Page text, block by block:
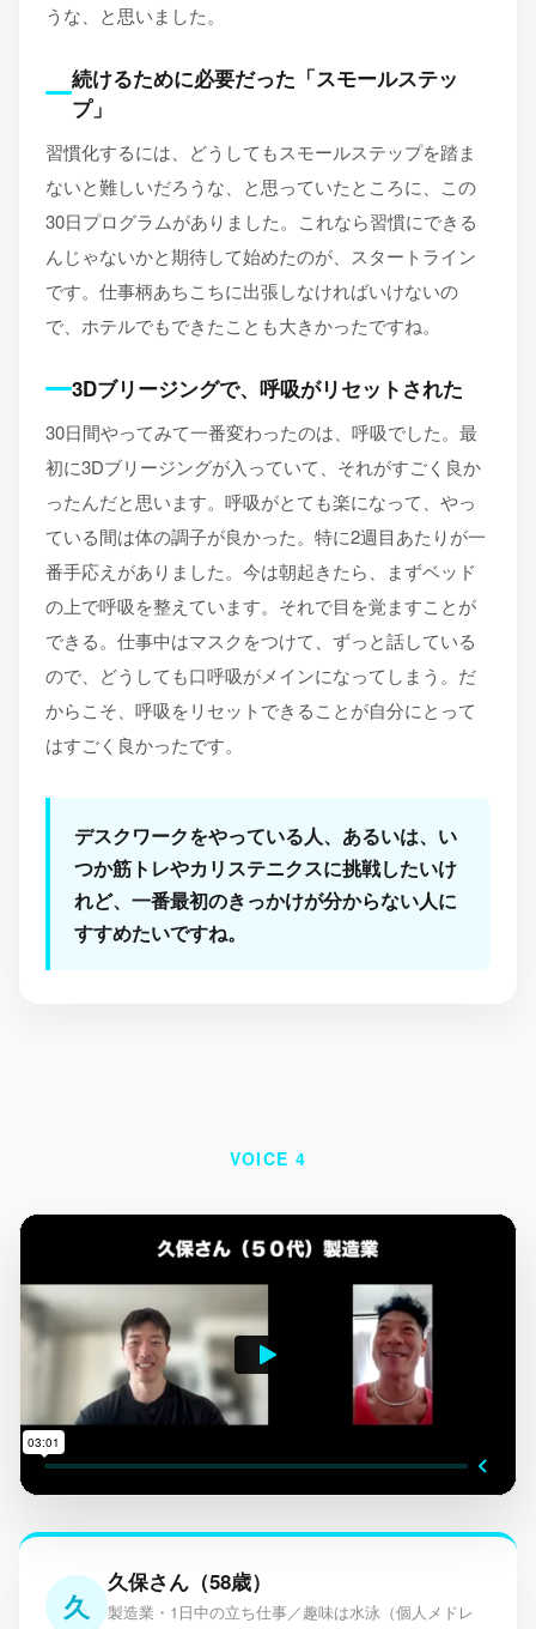
うな、と思いました。
続けるために必要だった「スモールステッ
プ」
習慣化するには、どうしてもスモールステップを踏ま
ないと難しいだろうな、と思っていたところに、この
30日プログラムがありました。これなら習慣にできる
んじゃないかと期待して始めたのが、スタートライン
です。仕事柄あちこちに出張しなければいけないの
で、ホテルでもできたことも大きかったですね。
3Dブリージングで、呼吸がリセットされた
30日間やってみて一番変わったのは、呼吸でした。最
初に3Dブリージングが入っていて、それがすごく良か
ったんだと思います。呼吸がとても楽になって、やっ
ている間は体の調子が良かった。特に2週目あたりが一
番手応えがありました。今は朝起きたら、まずベッド
の上で呼吸を整えています。それで目を覚ますことが
できる。仕事中はマスクをつけて、ずっと話している
ので、どうしても口呼吸がメインになってしまう。だ
からこそ、呼吸をリセットできることが自分にとって
はすごく良かったです。
デスクワークをやっている人、あるいは、い
つか筋トレやカリステニクスに挑戦したいけ
れど、一番最初のきっかけが分からない人に
すすめたいですね。
VOICE 4
久
久保さん（58歳）
製造業・1日中の立ち仕事／趣味は水泳（個人メドレ